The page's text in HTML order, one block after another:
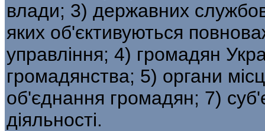
влади; 3) державних
яких об'єктивуються
управління; 4) громадян
громадянства; 5) органи
об'єднан­ня громадян; 7)
діяльності.